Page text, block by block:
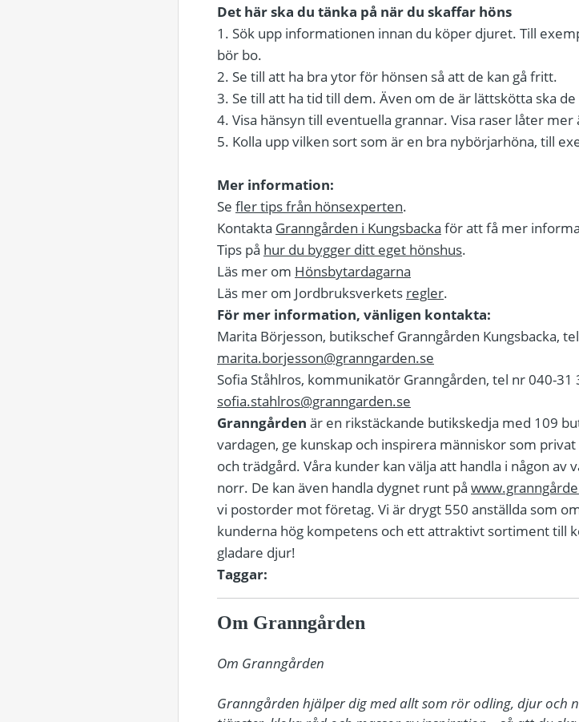
Det här ska du tänka på när du skaffar höns
1. Sök upp informationen innan du köper djuret. Till
bör bo.
2. Se till att ha bra ytor för hönsen så att de kan gå fritt.
3. Se till att ha tid till dem. Även om de är lättskötta ska de
4. Visa hänsyn till eventuella grannar. Visa raser låter mer
5. Kolla upp vilken sort som är en bra nybörjarhöna, till
Mer information:
Se fler tips från hönsexperten.
Kontakta Granngården i Kungsbacka för att få mer
Tips på hur du bygger ditt eget hönshus.
Läs mer om Hönsbytardagarna
Läs mer om Jordbruksverkets regler.
För mer information, vänligen kontakta:
Marita Börjesson, butikschef Granngården Kungsbacka,
marita.borjesson@granngarden.se
Sofia Ståhlros, kommunikatör Granngården, tel nr 040-31
sofia.stahlros@granngarden.se
Granngården är en rikstäckande butikskedja med 109
vardagen, ge kunskap och inspirera människor som
och trädgård. Våra kunder kan välja att handla i någon av
norr. De kan även handla dygnet runt på
vi postorder mot företag. Vi är drygt 550 anställda som
kunderna hög kompetens och ett attraktivt sortiment till
gladare djur!
Taggar:
Om Granngården
Om Granngården
Granngården hjälper dig med allt som rör odling, djur och